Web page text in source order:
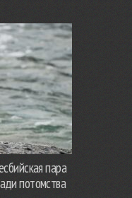
пара
потомства